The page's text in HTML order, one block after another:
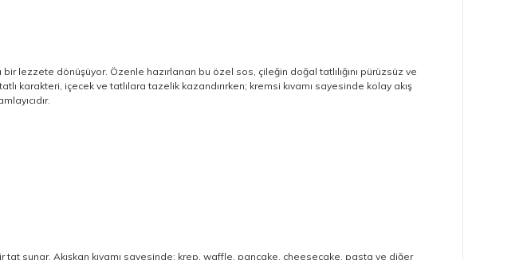
lezzete dönüşüyor. Özenle hazırlanan bu özel sos, çileğin doğal tatlılığını pürüzsüz ve
karakteri, içecek ve tatlılara tazelik kazandırırken; kremsi kıvamı sayesinde kolay akış
sunar. Akışkan kıvamı sayesinde; krep, waffle, pancake, cheesecake, pasta ve diğer